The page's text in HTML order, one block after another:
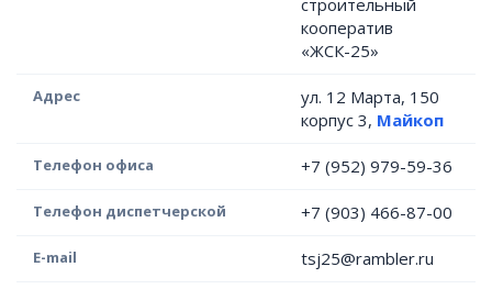
строительный
кооператив
«ЖСК-25»
Адрес
ул. 12 Марта, 150
корпус 3, Майкоп
Телефон офиса +7 (952) 979-59-36
Телефон диспетчерской +7 (903) 466-87-00
E-mail tsj25@rambler.ru